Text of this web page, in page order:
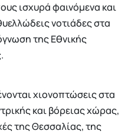
ισχυρά φαινόμενα και
νοτιάδες στα
της Εθνικής
χιονοπτώσεις στα
και βόρειας χώρας,
της Θεσσαλίας, της